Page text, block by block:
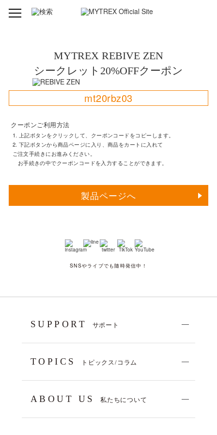
MYTREX REBIVE ZEN
シークレット20%OFFクーポン
mt20rbz03
クーポンご利用方法
1. 上記ボタンをクリックして、クーポンコードをコピーします。
2. 下記ボタンから商品ページに入り、商品をカートに入れて
ご注文手続きにお進みください。
お手続きの中でクーポンコードを入力することができます。
製品ページへ
SNSやライブでも随時発信中！
SUPPORT サポート
TOPICS トピックス/コラム
ABOUT US 私たちについて